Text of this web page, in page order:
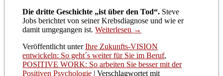
Die dritte Geschichte „ist über den Tod“. Steve
Jobs berichtet von seiner Krebsdiagnose und wie er
damit umgegangen ist.Weiterlesen →
Veröffentlicht unter Ihre Zukunfts-VISION
entwickeln: So geht´s weiter für Sie im Beruf,
POSITIVE WORK: So arbeiten Sie besser mit der
Positiven Psychologie |Verschlagwortet mit